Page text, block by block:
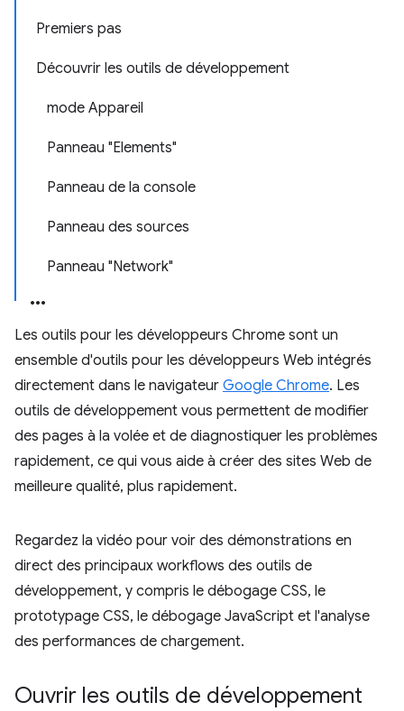
Premiers pas
Découvrir les outils de développement
mode Appareil
Panneau "Elements"
Panneau de la console
Panneau des sources
Panneau "Network"
Les outils pour les développeurs Chrome sont un
ensemble d'outils pour les développeurs Web intégrés
directement dans le navigateur Google Chrome. Les
outils de développement vous permettent de modifier
des pages à la volée et de diagnostiquer les problèmes
rapidement, ce qui vous aide à créer des sites Web de
meilleure qualité, plus rapidement.
Regardez la vidéo pour voir des démonstrations en
direct des principaux workflows des outils de
développement, y compris le débogage CSS, le
prototypage CSS, le débogage JavaScript et l'analyse
des performances de chargement.
Ouvrir les outils de développement